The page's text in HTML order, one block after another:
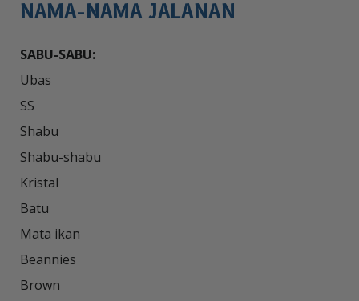
NAMA-NAMA JALANAN
SABU-SABU:
Ubas
SS
Shabu
Shabu-shabu
Kristal
Batu
Mata ikan
Beannies
Brown